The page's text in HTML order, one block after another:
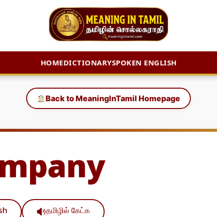
HOMEDICTIONARYSPOKEN ENGLISH
Back to MeaningInTamil Homepage
தமிழில் கேட்க